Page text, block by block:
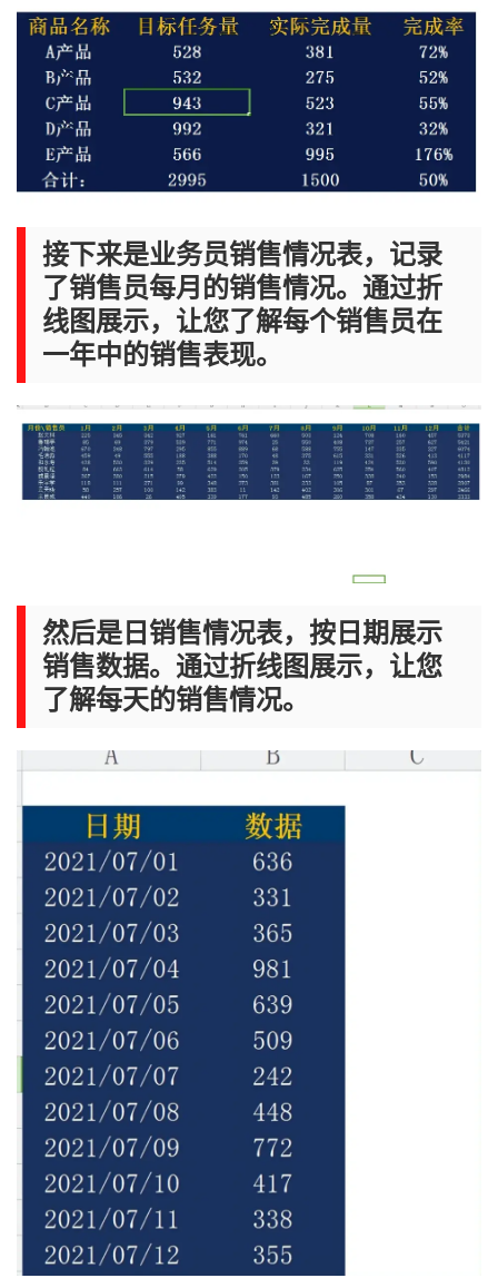
接下来是业务员销售情况表，记录
了销售员每月的销售情况。通过折
线图展示，让您了解每个销售员在
一年中的销售表现。
然后是日销售情况表，按日期展示
销售数据。通过折线图展示，让您
了解每天的销售情况。